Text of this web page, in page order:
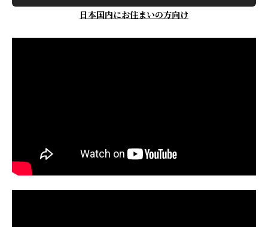
日本国内にお住まいの方向け